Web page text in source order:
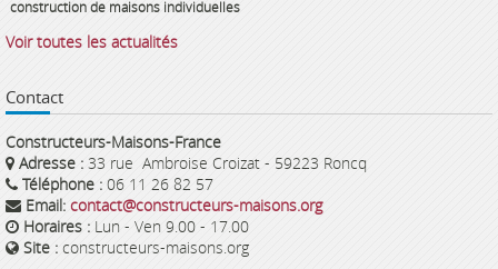
construction de maisons individuelles
Voir toutes les actualités
Contact
Constructeurs-Maisons-France
Adresse : 33 rue Ambroise Croizat - 59223 Roncq
Téléphone : 06 11 26 82 57
Email: contact@constructeurs-maisons.org
Horaires : Lun - Ven 9.00 - 17.00
Site : constructeurs-maisons.org